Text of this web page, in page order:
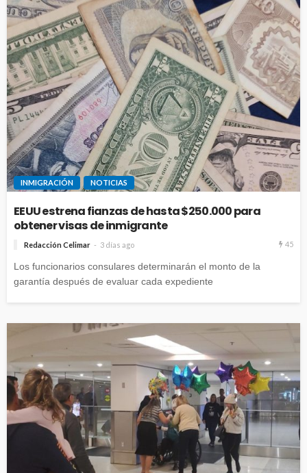
INMIGRACIÓN NOTICIAS
EEUU estrena fianzas de hasta $250.000 para
obtener visas de inmigrante
Redacción Celimar 3 días ago 45
Los funcionarios consulares determinarán el monto de la
garantía después de evaluar cada expediente